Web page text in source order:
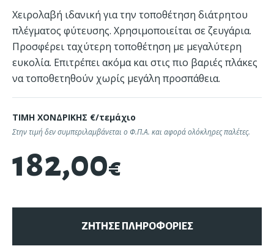
Χειρολαβή ιδανική για την τοποθέτηση διάτρητου
πλέγματος φύτευσης. Χρησιμοποιείται σε ζευγάρια.
Προσφέρει ταχύτερη τοποθέτηση με μεγαλύτερη
ευκολία. Επιτρέπει ακόμα και στις πιο βαριές πλάκες
να τοποθετηθούν χωρίς μεγάλη προσπάθεια.
ΤΙΜΗ ΧΟΝΔΡΙΚΗΣ €/τεμάχιο
Στην τιμή δεν συμπεριλαμβάνεται ο Φ.Π.Α. και αφορά ολόκληρες παλέτες.
182,00€
ΖΗΤΗΣΕ ΠΛΗΡΟΦΟΡΙΕΣ